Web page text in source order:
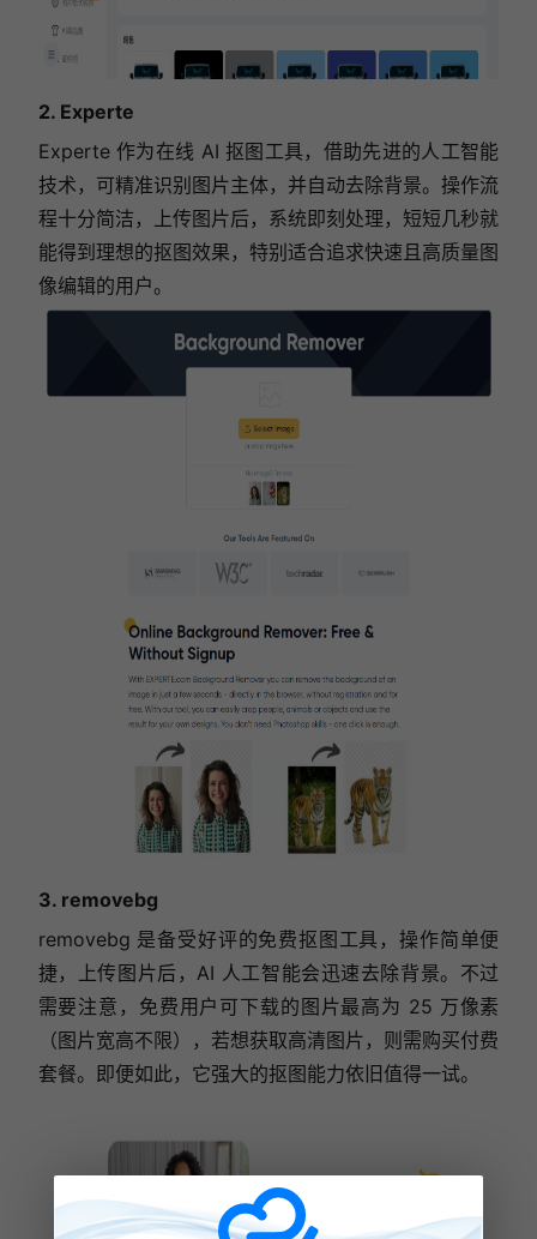
2. Experte
Experte 作为在线 AI 抠图工具，借助先进的人工智能
技术，可精准识别图片主体，并自动去除背景。操作流
程十分简洁，上传图片后，系统即刻处理，短短几秒就
能得到理想的抠图效果，特别适合追求快速且高质量图
像编辑的用户。
3. removebg
removebg 是备受好评的免费抠图工具，操作简单便
捷，上传图片后，AI 人工智能会迅速去除背景。不过
需要注意，免费用户可下载的图片最高为 25 万像素
（图片宽高不限），若想获取高清图片，则需购买付费
套餐。即便如此，它强大的抠图能力依旧值得一试。